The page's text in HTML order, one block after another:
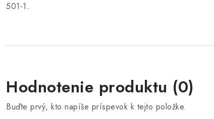
501-1.
Hodnotenie produktu (0)
Buďte prvý, kto napíše príspevok k tejto položke.